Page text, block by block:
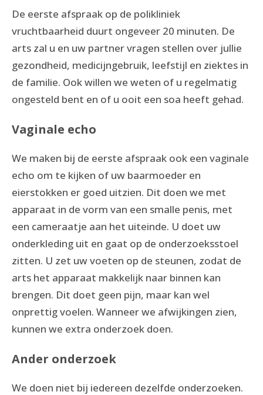
De eerste afspraak op de polikliniek
vruchtbaarheid duurt ongeveer 20 minuten. De
arts zal u en uw partner vragen stellen over jullie
gezondheid, medicijngebruik, leefstijl en ziektes in
de familie. Ook willen we weten of u regelmatig
ongesteld bent en of u ooit een soa heeft gehad.
Vaginale echo
We maken bij de eerste afspraak ook een vaginale
echo om te kijken of uw baarmoeder en
eierstokken er goed uitzien. Dit doen we met
apparaat in de vorm van een smalle penis, met
een cameraatje aan het uiteinde. U doet uw
onderkleding uit en gaat op de onderzoeksstoel
zitten. U zet uw voeten op de steunen, zodat de
arts het apparaat makkelijk naar binnen kan
brengen. Dit doet geen pijn, maar kan wel
onprettig voelen. Wanneer we afwijkingen zien,
kunnen we extra onderzoek doen.
Ander onderzoek
We doen niet bij iedereen dezelfde onderzoeken.